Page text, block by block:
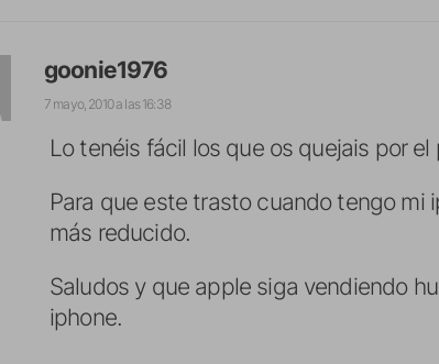
goonie1976
7 mayo, 2010 a las 16:38
Lo tenéis fácil los que os quejais por el
Para que este trasto cuando tengo mi
más reducido.
Saludos y que apple siga vendiendo
iphone.